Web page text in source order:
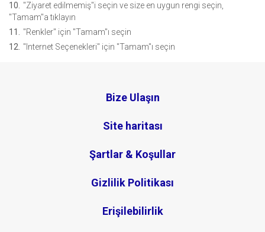
"Ziyaret edilmemiş"i seçin ve size en uygun rengi seçin,
"Tamam"a tıklayın
"Renkler" için "Tamam"ı seçin
"Internet Seçenekleri" için "Tamam"ı seçin
Bize Ulaşın
Site haritası
Şartlar & Koşullar
Gizlilik Politikası
Erişilebilirlik